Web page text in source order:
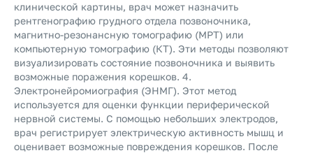
клинической картины, врач может назначить
рентгенографию грудного отдела позвоночника,
магнитно-резонансную томографию (МРТ) или
компьютерную томографию (КТ). Эти методы позволяют
визуализировать состояние позвоночника и выявить
возможные поражения корешков. 4.
Электронейромиография (ЭНМГ). Этот метод
используется для оценки функции периферической
нервной системы. С помощью небольших электродов,
врач регистрирует электрическую активность мышц и
оценивает возможные повреждения корешков. После